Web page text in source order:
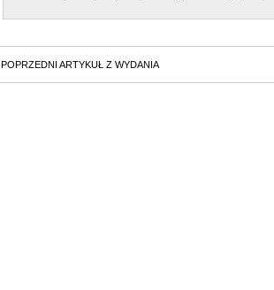
POPRZEDNI ARTYKUŁ Z WYDANIA